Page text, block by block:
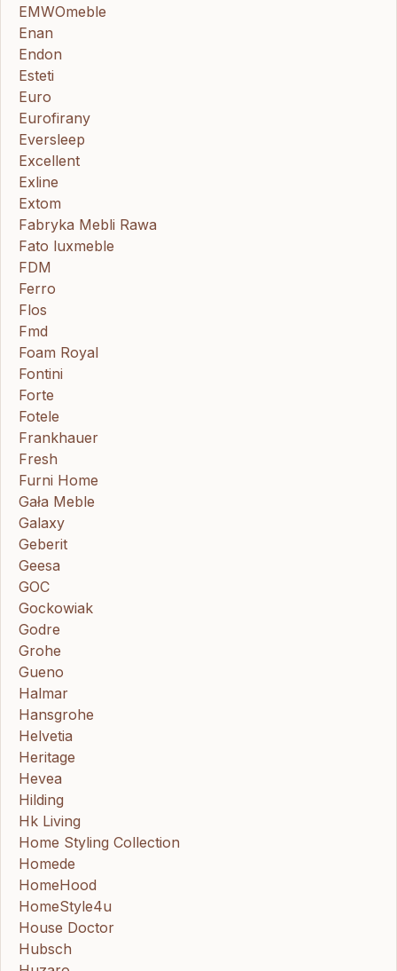
EMWOmeble
Enan
Endon
Esteti
Euro
Eurofirany
Eversleep
Excellent
Exline
Extom
Fabryka Mebli Rawa
Fato luxmeble
FDM
Ferro
Flos
Fmd
Foam Royal
Fontini
Forte
Fotele
Frankhauer
Fresh
Furni Home
Gała Meble
Galaxy
Geberit
Geesa
GOC
Gockowiak
Godre
Grohe
Gueno
Halmar
Hansgrohe
Helvetia
Heritage
Hevea
Hilding
Hk Living
Home Styling Collection
Homede
HomeHood
HomeStyle4u
House Doctor
Hubsch